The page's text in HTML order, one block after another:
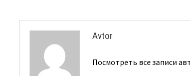
Avtor
Посмотреть все записи